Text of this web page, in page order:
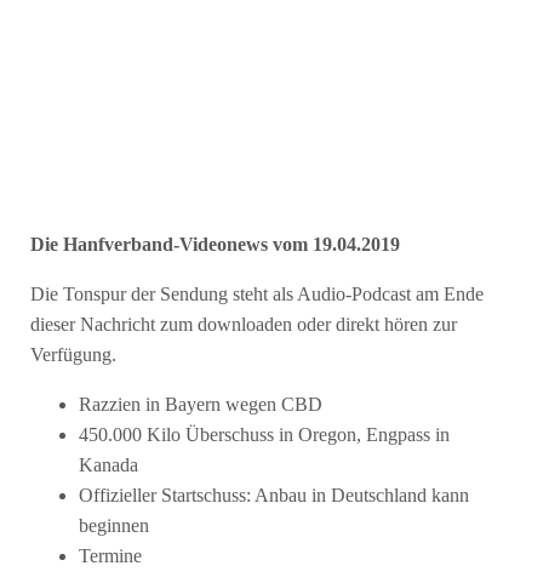
Die Hanfverband-Videonews vom 19.04.2019
Die Tonspur der Sendung steht als Audio-Podcast am Ende
dieser Nachricht zum downloaden oder direkt hören zur
Verfügung.
Razzien in Bayern wegen CBD
450.000 Kilo Überschuss in Oregon, Engpass in
Kanada
Offizieller Startschuss: Anbau in Deutschland kann
beginnen
Termine